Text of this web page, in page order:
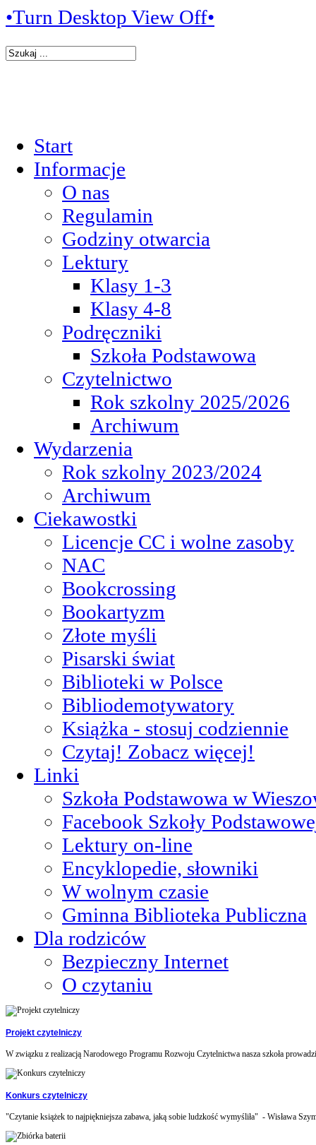
•Turn Desktop View Off•
Start
Informacje
O nas
Regulamin
Godziny otwarcia
Lektury
Klasy 1-3
Klasy 4-8
Podręczniki
Szkoła Podstawowa
Czytelnictwo
Rok szkolny 2025/2026
Archiwum
Wydarzenia
Rok szkolny 2023/2024
Archiwum
Ciekawostki
Licencje CC i wolne zasoby
NAC
Bookcrossing
Bookartyzm
Złote myśli
Pisarski świat
Biblioteki w Polsce
Bibliodemotywatory
Książka - stosuj codziennie
Czytaj! Zobacz więcej!
Linki
Szkoła Podstawowa w
Facebook Szkoły
Lektury on-line
Encyklopedie, słowniki
W wolnym czasie
Gminna Biblioteka Publiczna
Dla rodziców
Bezpieczny Internet
O czytaniu
Projekt czytelniczy
W związku z realizacją Narodowego Programu Rozwoju Czytelnictwa nasza szkoła
Konkurs czytelniczy
"Czytanie książek to najpiękniejsza zabawa, jaką sobie ludzkość wymyśliła" - Wisława